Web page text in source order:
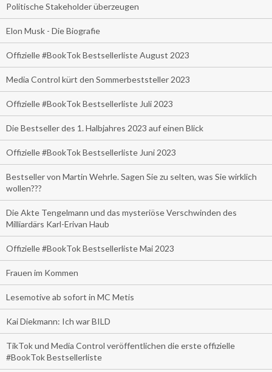
Politische Stakeholder überzeugen
Elon Musk - Die Biografie
Offizielle #BookTok Bestsellerliste August 2023
Media Control kürt den Sommerbeststeller 2023
Offizielle #BookTok Bestsellerliste Juli 2023
Die Bestseller des 1. Halbjahres 2023 auf einen Blick
Offizielle #BookTok Bestsellerliste Juni 2023
Bestseller von Martin Wehrle. Sagen Sie zu selten, was Sie wirklich
wollen???
Die Akte Tengelmann und das mysteriöse Verschwinden des
Milliardärs Karl-Erivan Haub
Offizielle #BookTok Bestsellerliste Mai 2023
Frauen im Kommen
Lesemotive ab sofort in MC Metis
Kai Diekmann: Ich war BILD
TikTok und Media Control veröffentlichen die erste offizielle
#BookTok Bestsellerliste